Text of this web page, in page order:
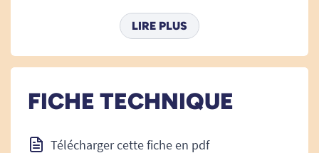
La pile est une CR2016 (Pile classique que l'on
Le SAV est évidemment assuré par Tous Ergo !
LIRE PLUS
FICHE TECHNIQUE
Télécharger cette fiche en pdf